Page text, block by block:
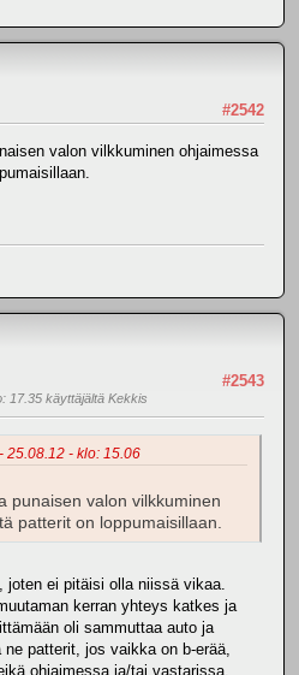
#2542
valon vilkkuminen ohjaimessa
#2543
17.35 käyttäjältä Kekkis
25.08.12 - klo: 15.06
punaisen valon vilkkuminen
patterit on loppumaisillaan.
joten ei pitäisi olla niissä vikaa.
kerran yhteys katkes ja
oli sammuttaa auto ja
patterit, jos vaikka on b-erää,
ohjaimessa ja/tai vastarissa.